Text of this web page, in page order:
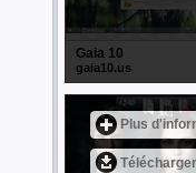
Gaia 10
gaia10.us
Plus
Télécharger